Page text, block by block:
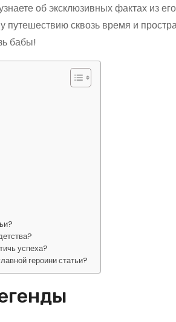
об эксклюзивных фактах из
путешествию сквозь время и
бабы!
успеха?
героини статьи?